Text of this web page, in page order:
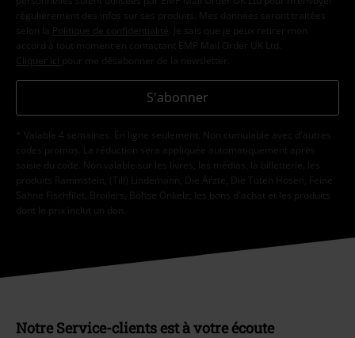
régulièrement des infos sur ses produits. Mes données seront traitées
selon la
Politique de confidentialité . Je sais que je peux retirer mon
accord à tout moment en contactant EMP Mail Order UK Ltd.
Cliquer ici pour me désabonner de la newsletter.
S'abonner
* Valable 4 semaines. En ligne seulement. Non cumulable avec d'autres
codes promos. La réduction sera appliquée automatiquement après
saisie du code. Non valable sur les livres, les médias, la billetterie, les
produits Rammstein, (Till) Lindemann, Die Ärzte, Die Toten Hosen, Feine
Sahne Fischfilet, Broilers, Böhse Onkelz, les bons d'achat et les produits
dont le prix inclut un don.
Notre Service-clients est à votre écoute